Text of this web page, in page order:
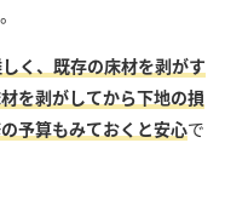
く、既存の床材を剥がす
を剥がしてから下地の損
予算もみておくと安心で